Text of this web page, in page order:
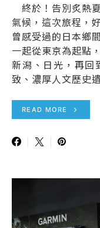
終於！告別炙熱
氣候，這次旅程，
曾感受過的日本鄉
一起從東京為起點
新潟、日光，再回
致、濃厚人文歷史
READ MORE